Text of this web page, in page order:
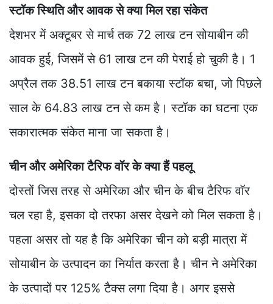
स्टॉक स्थिति और आवक से क्या मिल रहा संकेत
देशभर में अक्टूबर से मार्च तक 72 लाख टन सोयाबीन की
आवक हुई, जिसमें से 61 लाख टन की पेराई हो चुकी है। 1
अप्रैल तक 38.51 लाख टन बकाया स्टॉक बचा, जो पिछले
साल के 64.83 लाख टन से कम है। स्टॉक का घटना एक
सकारात्मक संकेत माना जा सकता है।
चीन और अमेरिका टैरिफ वॉर के क्या हैं पहलू
दोस्तों जिस तरह से अमेरिका और चीन के बीच टैरिफ वॉर
चल रहा है, इसका दो तरफा असर देखने को मिल सकता है।
पहला असर तो यह है कि अमेरिका चीन को बड़ी मात्रा में
सोयाबीन के उत्पादन का निर्यात करता है। चीन ने अमेरिका
के उत्पादों पर 125% टैक्स लगा दिया है। अगर इससे